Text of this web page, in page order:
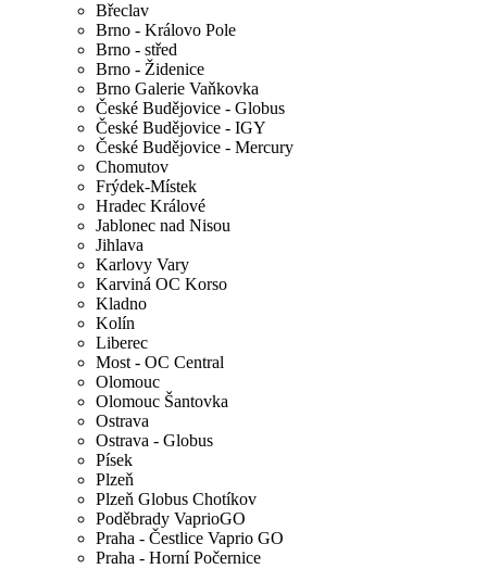
Břeclav
Brno - Královo Pole
Brno - střed
Brno - Židenice
Brno Galerie Vaňkovka
České Budějovice - Globus
České Budějovice - IGY
České Budějovice - Mercury
Chomutov
Frýdek-Místek
Hradec Králové
Jablonec nad Nisou
Jihlava
Karlovy Vary
Karviná OC Korso
Kladno
Kolín
Liberec
Most - OC Central
Olomouc
Olomouc Šantovka
Ostrava
Ostrava - Globus
Písek
Plzeň
Plzeň Globus Chotíkov
Poděbrady VaprioGO
Praha - Čestlice Vaprio GO
Praha - Horní Počernice